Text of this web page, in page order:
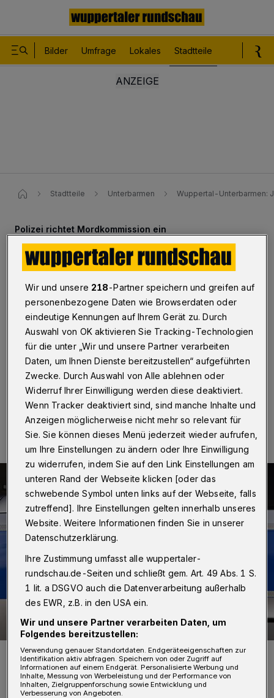
Bilder Umfrage Lokales Stadtteile
Stadtteile Unterbarmen Wuppertal-Unterbarmen:
Polizei richtet Mordkommission ein
Messerstecherei in
Unterbarmen
Wuppertal·Am zweiten Weihnachtstag (26.
Dezember 2021) erlitt ein junger Mann (20) in
Wuppertal-Unterbarmen gegen 16.55 Uhr schwere
Verletzungen nach einer Auseinandersetzung. Ein 19-
Jähriger hatte ihn mit einem Messer angegriffen.
27.12.2021 , 16:30 Uhr Eine Minute Lesezeit
Symbolfoto.
Foto: Polizei / Jochen Tack
Wir und unsere 218-Partner speichern und greifen auf
personenbezogene Daten wie Browserdaten oder
eindeutige Kennungen auf Ihrem Gerät zu. Durch
Auswahl von OK aktivieren Sie Tracking-Technologien
für die unter „Wir und unsere Partner verarbeiten
Daten, um Ihnen Dienste bereitzustellen“ aufgeführten
Zwecke. Durch Auswahl von Alle ablehnen oder
Widerruf Ihrer Einwilligung werden diese deaktiviert.
Wenn Tracker deaktiviert sind, sind manche Inhalte und
Anzeigen möglicherweise nicht mehr so relevant für
Sie. Sie können dieses Menü jederzeit wieder aufrufen,
um Ihre Einstellungen zu ändern oder Ihre Einwilligung
zu widerrufen, indem Sie auf den Link Einstellungen am
unteren Rand der Webseite klicken [oder das
schwebende Symbol unten links auf der Webseite, falls
zutreffend]. Ihre Einstellungen gelten innerhalb unseres
Website. Weitere Informationen finden Sie in unserer
Datenschutzerklärung.
Ihre Zustimmung umfasst alle wuppertaler-
rundschau.de-Seiten und schließt gem. Art. 49 Abs. 1 S.
1 lit. a DSGVO auch die Datenverarbeitung außerhalb
des EWR, z.B. in den USA ein.
Wir und unsere Partner verarbeiten Daten, um
Folgendes bereitzustellen:
Verwendung genauer Standortdaten. Endgeräteeigenschaften zur
Identifikation aktiv abfragen. Speichern von oder Zugriff auf
Informationen auf einem Endgerät. Personalisierte Werbung und
Inhalte, Messung von Werbeleistung und der Performance von
Inhalten, Zielgruppenforschung sowie Entwicklung und
Verbesserung von Angeboten.